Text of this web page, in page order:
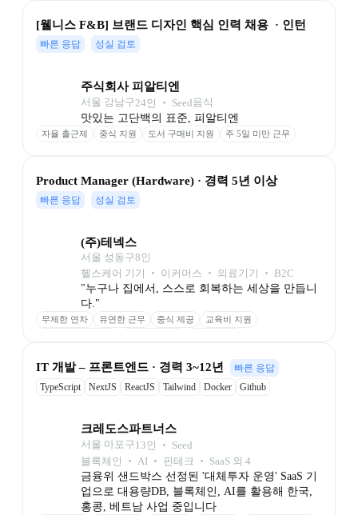
명절 선물
[웰니스 F&B] 브랜드 디자인 핵심 인력 채용  · 인턴
빠른 응답 성실 검토
주식회사 피알티엔
서울 강남구24인 ‧ Seed음식
맛있는 고단백의 표준, 피알티엔
자율 출근제 중식 지원 도서 구매비 지원 주 5일 미만 근무
Product Manager (Hardware) · 경력 5년 이상
빠른 응답 성실 검토
(주)테넥스
서울 성동구8인
헬스케어 기기 ‧ 이커머스 ‧ 의료기기 ‧ B2C
"누구나 집에서, 스스로 회복하는 세상을 만듭니
다."
무제한 연차 유연한 근무 중식 제공
교육비 지원
IT 개발 – 프론트엔드 · 경력 3~12년
빠른 응답
TypeScript
NextJS ReactJS Tailwind Docker Github
크레도스파트너스
서울 마포구13인 ‧ Seed
블록체인 ‧ AI ‧ 핀테크 ‧ SaaS 외 4
금융위 샌드박스 선정된 '대체투자 운영' SaaS 기
업으로 대용량DB, 블록체인, AI를 활용해 한국,
홍콩, 베트남 사업 중입니다